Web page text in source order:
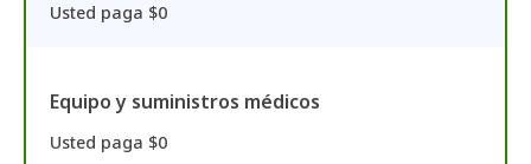
Usted paga $0
Equipo y suministros médicos
Usted paga $0